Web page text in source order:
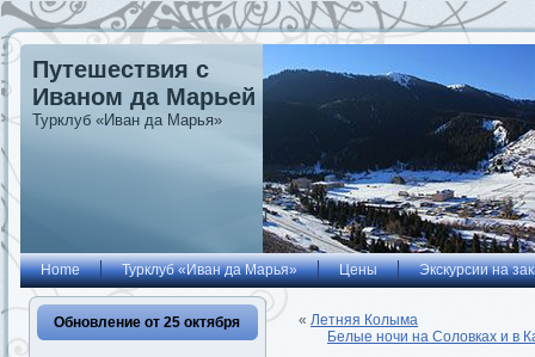
Путешествия с
Иваном да Марьей
Турклуб «Иван да Марья»
Home Турклуб «Иван да Марья» Цены Экскурсии на
Обновление от 25 октября « Летняя Колыма
Белые ночи на Соловках и в